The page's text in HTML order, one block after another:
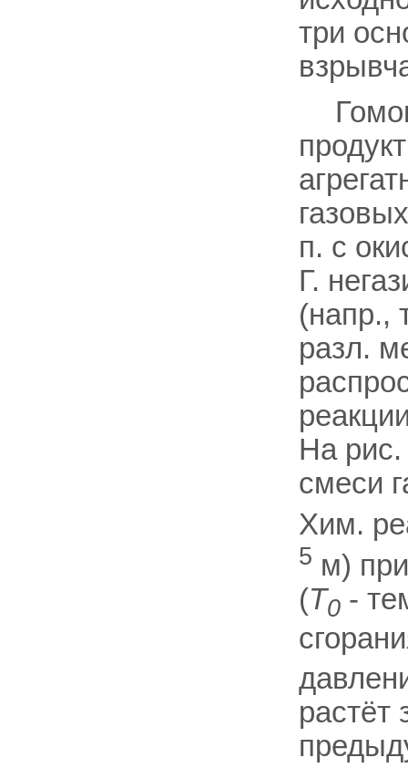
три
п. с
Г.
(напр.,
разл.
На рис.
смеси
Хим.
5 м)
(T0 -
растёт